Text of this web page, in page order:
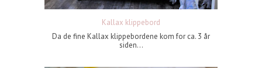
Kallax klippebord
Da de fine Kallax klippebordene kom for ca. 3 år
siden...